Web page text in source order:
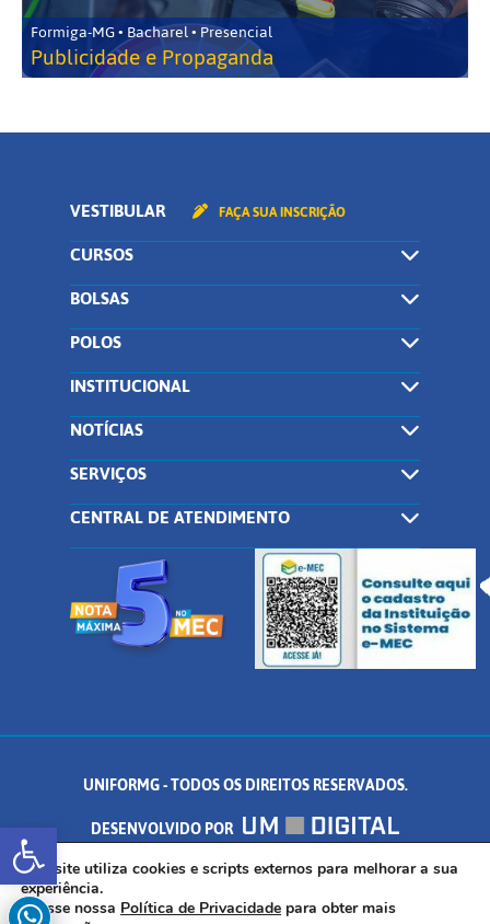
Abrir a barra de ferramentas
Formiga-MG • Bacharel • Presencial
Publicidade e Propaganda
VESTIBULAR FAÇA SUA INSCRIÇÃO
CURSOS
BOLSAS
POLOS
INSTITUCIONAL
NOTÍCIAS
SERVIÇOS
CENTRAL DE ATENDIMENTO
UNIFORMG - TODOS OS DIREITOS RESERVADOS.
DESENVOLVIDO POR
AV. DR. ARNALDO DE SENNA, 328 - PALMEIRAS, FORMIGA/MG - CEP:
35.574.530
Este site utiliza cookies e scripts externos para melhorar a sua
experiência.
Acesse nossa Política de Privacidade para obter mais